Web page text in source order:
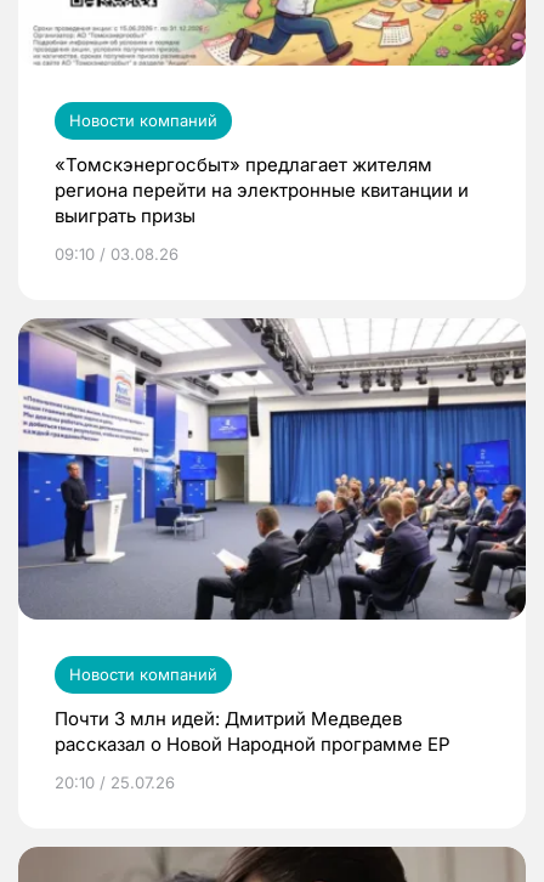
Новости компаний
«Томскэнергосбыт» предлагает жителям
региона перейти на электронные квитанции и
выиграть призы
09:10 / 03.08.26
Новости компаний
Почти 3 млн идей: Дмитрий Медведев
рассказал о Новой Народной программе ЕР
20:10 / 25.07.26